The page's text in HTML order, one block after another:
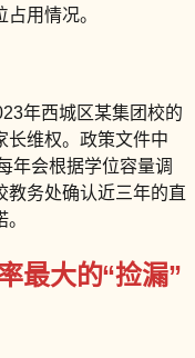
用情况。
年西城区某集团校的
长维权。政策文件中
年会根据学位容量调
教务处确认近三年的直
最大的“捡漏”